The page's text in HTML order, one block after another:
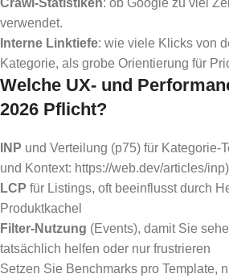
Crawl-Statistiken: ob Google zu viel
verwendet.
Interne Linktiefe: wie viele Klicks von
Kategorie, als grobe Orientierung für
Welche UX- und
2026 Pflicht?
INP und Verteilung (p75) für Kategorie-
und Kontext: https://web.dev/articles/inp)
LCP für Listings, oft beeinflusst durch
Produktkachel
Filter-Nutzung (Events), damit Sie
tatsächlich helfen oder nur frustrieren
Setzen Sie Benchmarks pro Template,